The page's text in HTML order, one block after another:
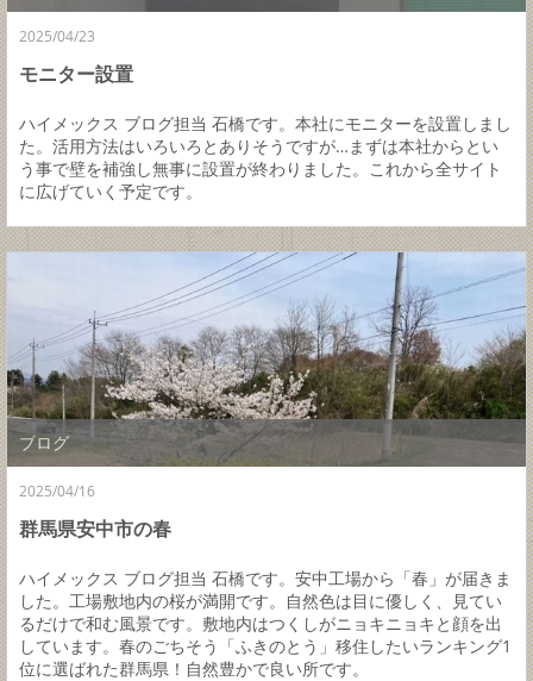
2025/04/23
モニター設置
ハイメックス ブログ担当 石橋です。本社にモニターを設置しまし
た。活用方法はいろいろとありそうですが…まずは本社からとい
う事で壁を補強し無事に設置が終わりました。これから全サイト
に広げていく予定です。
ブログ
2025/04/16
群馬県安中市の春
ハイメックス ブログ担当 石橋です。安中工場から「春」が届きま
した。工場敷地内の桜が満開です。自然色は目に優しく、見てい
るだけで和む風景です。敷地内はつくしがニョキニョキと顔を出
しています。春のごちそう「ふきのとう」移住したいランキング1
位に選ばれた群馬県！自然豊かで良い所です。